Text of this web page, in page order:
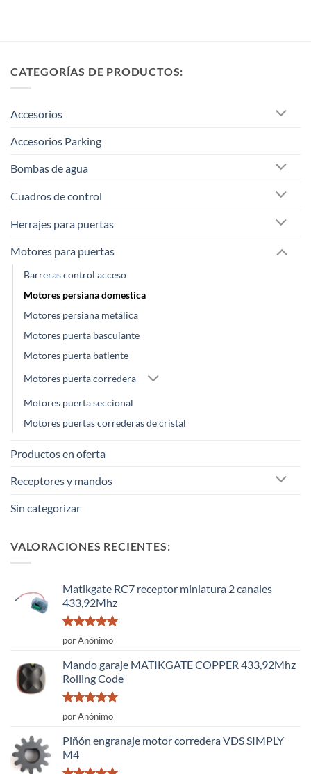
CATEGORÍAS DE PRODUCTOS:
Accesorios
Accesorios Parking
Bombas de agua
Cuadros de control
Herrajes para puertas
Motores para puertas
Barreras control acceso
Motores persiana domestica
Motores persiana metálica
Motores puerta basculante
Motores puerta batiente
Motores puerta corredera
Motores puerta seccional
Motores puertas correderas de cristal
Productos en oferta
Receptores y mandos
Sin categorizar
VALORACIONES RECIENTES:
Matikgate RC7 receptor miniatura 2 canales
433,92Mhz
Valorado
con
por Anónimo
Mando garaje MATIKGATE COPPER 433,92Mhz
Rolling Code
Valorado
con
por Anónimo
Piñón engranaje motor corredera VDS SIMPLY
M4